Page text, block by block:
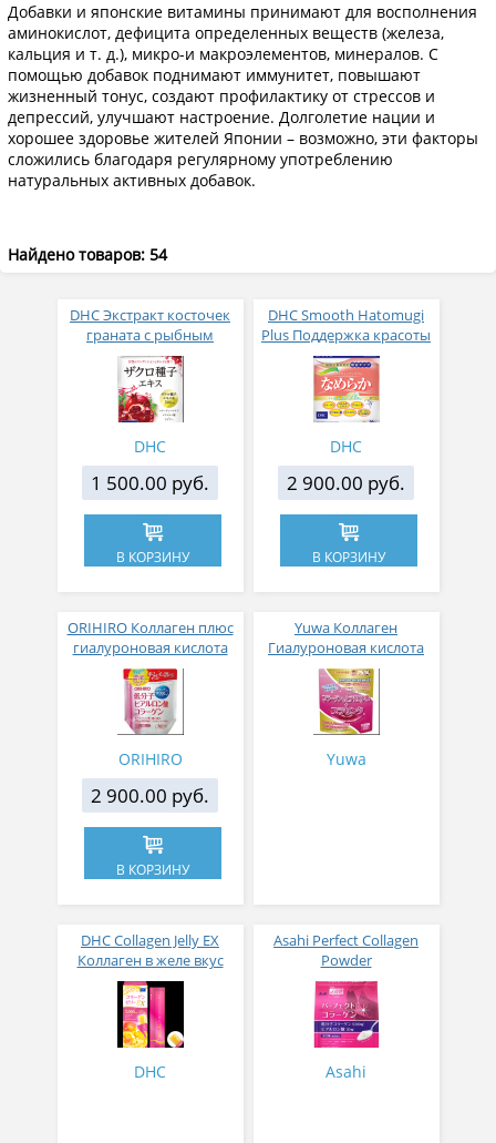
Добавки и японские витамины принимают для восполнения
аминокислот, дефицита определенных веществ (железа,
кальция и т. д.), микро-и макроэлементов, минералов. С
помощью добавок поднимают иммунитет, повышают
жизненный тонус, создают профилактику от стрессов и
депрессий, улучшают настроение. Долголетие нации и
хорошее здоровье жителей Японии – возможно, эти факторы
сложились благодаря регулярному употреблению
натуральных активных добавок.
Найдено товаров: 54
DHC Экстракт косточек
граната с рыбным
коллаген пептидом 60
таблеток на 30 дней
DHC
1 500.00 руб.
В КОРЗИНУ
DHC Smooth Hatomugi
Plus Поддержка красоты
№ 120
DHC
2 900.00 руб.
В КОРЗИНУ
ORIHIRO Коллаген плюс
гиалуроновая кислота
на 30 дней
ORIHIRO
2 900.00 руб.
В КОРЗИНУ
Yuwa Коллаген
Гиалуроновая кислота
Плацента 100 гр
Yuwa
DHC Collagen Jelly EX
Коллаген в желе вкус
манго 15 стиков
DHC
Asahi Perfect Collagen
Powder
Низкомолекулярный
коллаген и 12
компонентов для
красоты и молодости
Asahi